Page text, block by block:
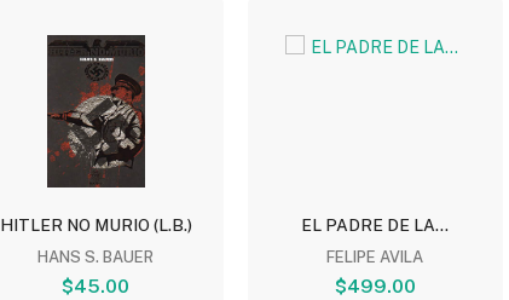
HITLER NO MURIO (L.B.)
HANS S. BAUER
$45.00
EL PADRE DE LA...
FELIPE AVILA
$499.00